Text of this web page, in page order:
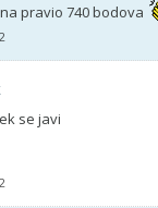
pravio 740 bodova
se javi